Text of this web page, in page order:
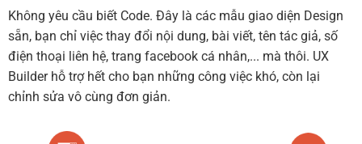
Không yêu cầu biết Code. Đây là các mẫu giao diện Design
sẵn, bạn chỉ việc thay đổi nội dung, bài viết, tên tác giả, số
điện thoại liên hệ, trang facebook cá nhân,... mà thôi. UX
Builder hỗ trợ hết cho bạn những công việc khó, còn lại
chỉnh sửa vô cùng đơn giản.